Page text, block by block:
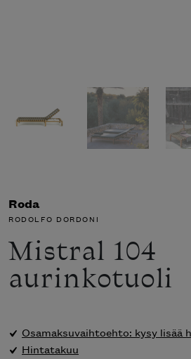
Roda
RODOLFO DORDONI
Mistral 104
aurinkotuoli
Osamaksuvaihtoehto: kysy lisää
Hintatakuu